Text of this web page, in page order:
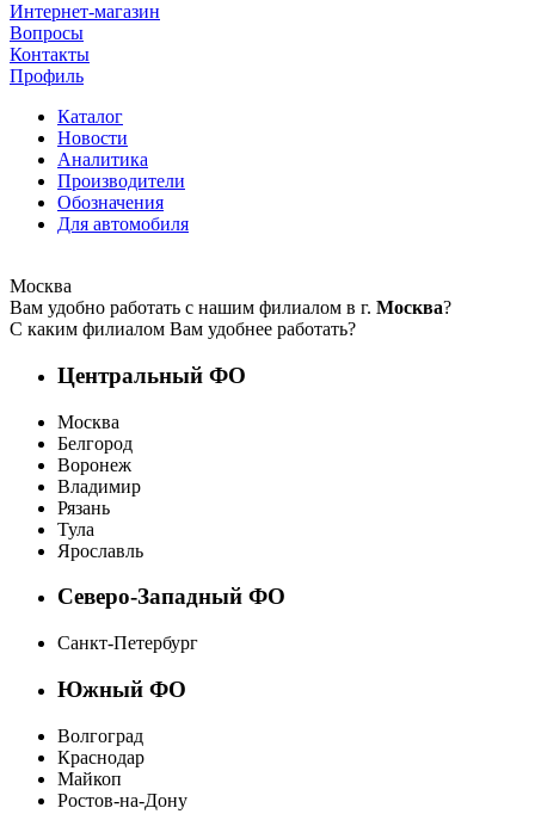
Интернет-магазин
Вопросы
Контакты
Профиль
Каталог
Новости
Аналитика
Производители
Обозначения
Для автомобиля
Москва
Вам удобно работать с нашим филиалом в г. Москва?
С каким филиалом Вам удобнее работать?
Центральный ФО
Москва
Белгород
Воронеж
Владимир
Рязань
Тула
Ярославль
Северо-Западный ФО
Санкт-Петербург
Южный ФО
Волгоград
Краснодар
Майкоп
Ростов-на-Дону